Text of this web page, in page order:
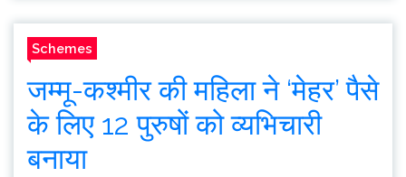
Schemes
जम्मू-कश्मीर की महिला ने ‘मेहर’ पैसे
के लिए 12 पुरुषों को व्यभिचारी
बनाया